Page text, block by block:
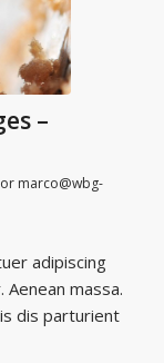
–
marco@wbg-
adipiscing
massa.
dis parturient